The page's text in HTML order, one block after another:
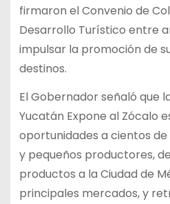
firmaron el Convenio de
Desarrollo Turístico entre
impulsar la promoción de
destinos.
El Gobernador señaló que
Yucatán Expone al Zócalo
oportunidades a cientos
y pequeños productores,
productos a la Ciudad de
principales mercados, y